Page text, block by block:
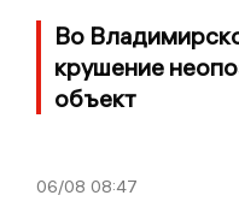
Во
крушение
объект
06/08 08:47